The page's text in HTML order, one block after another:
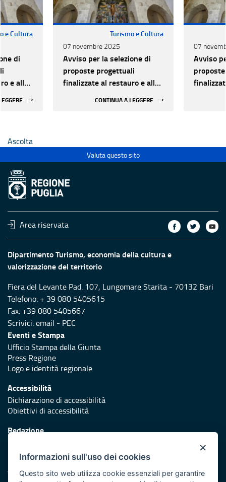
e Cultura
di
e alla
Turismo e Cultura
07 novembre 2025
Avviso per la selezione di
proposte progettuali
finalizzate al restauro e alla
CONTINUA A LEGGERE
07
Avviso
Ascolta
Valuta questo sito
Area riservata
Dipartimento Turismo, economia della cultura e
valorizzazione del territorio
Fiera del Levante Pad. 107, Lungomare Starita - 70132 Bari
Telefono: + 39 080 5405615
Fax: +39 080 5405667
Scrivici:email - PEC
Eventi e Stampa
Ufficio Stampa della Giunta
Press Regione
Logo e identità regionale
Accessibilità
Dichiarazione di accessibilità
Obiettivi di accessibilità
Redazione
Protezione civile
Vai al sito di Protezione Civile Puglia
×
Informazioni sull'uso dei cookies
Questo sito web utilizza cookie essenziali per garantire